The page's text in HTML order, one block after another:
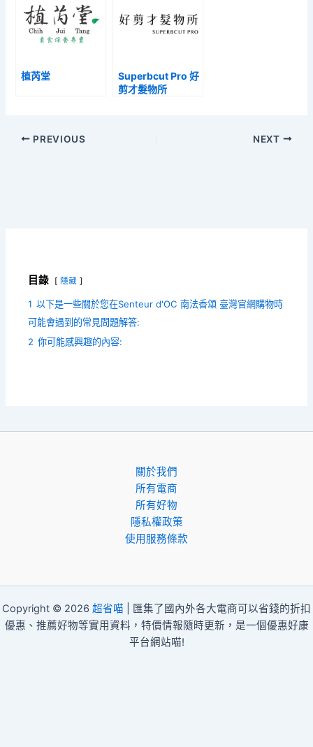
植芮堂
Superbcut Pro 好
剪才髮物所
PREVIOUS NEXT
目錄 隱藏
1 以下是一些關於您在Senteur d'OC 南法香頌 臺灣官網購物時
可能會遇到的常見問題解答:
2 你可能感興趣的內容:
關於我們
所有電商
所有好物
隱私權政策
使用服務條款
Copyright © 2026 超省喵 | 匯集了國內外各大電商可以省錢的折扣
優惠、推薦好物等實用資料，特價情報隨時更新，是一個優惠好康
平台網站喵!